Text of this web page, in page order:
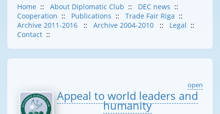
Home :: About Diplomatic Club :: DEC news ::
Cooperation :: Publications :: Trade Fair Riga ::
Archive 2011-2016
:: Archive 2004-2010 :: Legal ::
Contact ::
open
Appeal to world leaders and
humanity